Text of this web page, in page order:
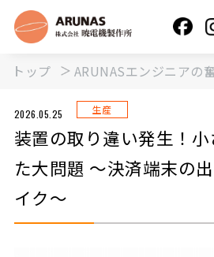
トップ ARUNASエンジニアの
2026.05.25 生産
装置の取り違い発生！
た大問題 ～決済端末の
イク～